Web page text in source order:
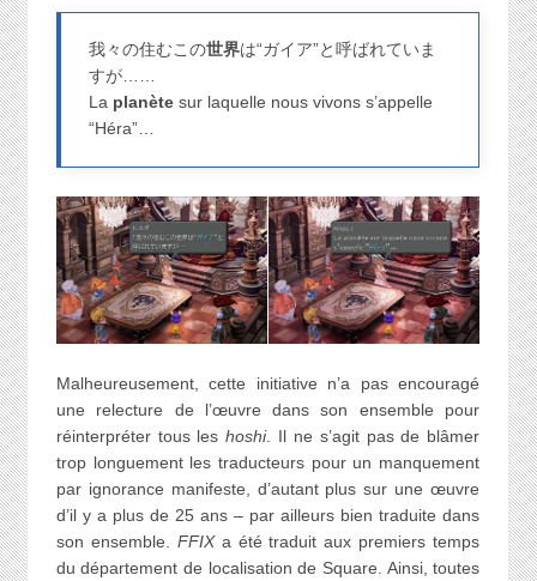
我々の住むこの世界は“ガイア”と呼ばれていま
すが……
La planète sur laquelle nous vivons s’appelle
“Héra”…
Malheureusement, cette initiative n’a pas encouragé
une relecture de l’œuvre dans son ensemble pour
réinterpréter tous leshoshi. Il ne s’agit pas de blâmer
trop longuement les traducteurs pour un manquement
par ignorance manifeste, d’autant plus sur une œuvre
d’il y a plus de 25 ans – par ailleurs bien traduite dans
son ensemble. FFIXa été traduit aux premiers temps
du département de localisation de Square. Ainsi, toutes